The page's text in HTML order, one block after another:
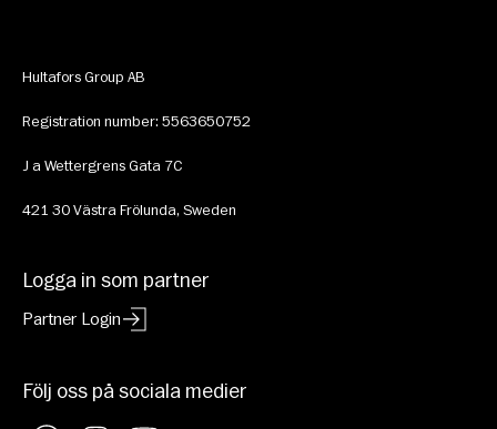
Hultafors Group AB
Registration number: 5563650752
J a Wettergrens Gata 7C
421 30 Västra Frölunda, Sweden
Logga in som partner
Partner Login
Följ oss på sociala medier